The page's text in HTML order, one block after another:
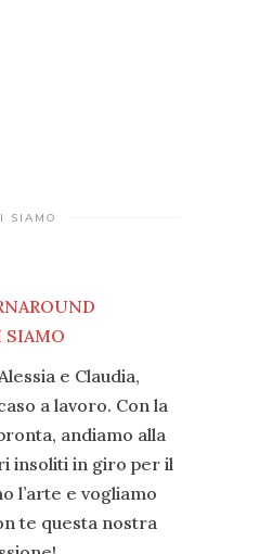
SIAMO
e Claudia,
a lavoro. Con la
andiamo alla
insoliti in giro per il
l’arte e vogliamo
te questa nostra